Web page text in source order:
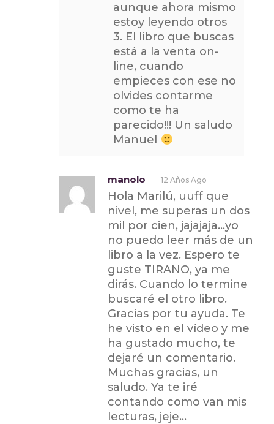
aunque ahora mismo
estoy leyendo otros
3. El libro que buscas
está a la venta on-
line, cuando
empieces con ese no
olvides contarme
como te ha
parecido!!! Un saludo
Manuel
manolo 12 Años Ago
Hola Marilú, uuff que
nivel, me superas un dos
mil por cien, jajajaja…yo
no puedo leer más de un
libro a la vez. Espero te
guste TIRANO, ya me
dirás. Cuando lo termine
buscaré el otro libro.
Gracias por tu ayuda. Te
he visto en el vídeo y me
ha gustado mucho, te
dejaré un comentario.
Muchas gracias, un
saludo. Ya te iré
contando como van mis
lecturas, jeje…